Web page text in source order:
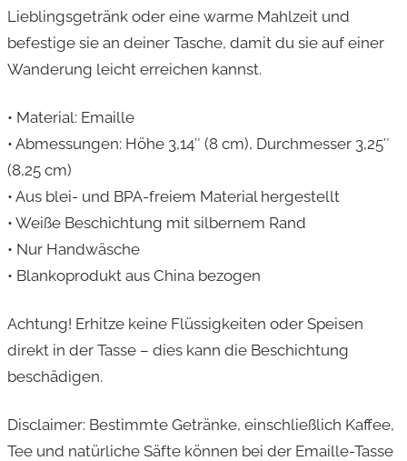
Lieblingsgetränk oder eine warme Mahlzeit und
befestige sie an deiner Tasche, damit du sie auf einer
Wanderung leicht erreichen kannst.
• Material: Emaille
• Abmessungen: Höhe 3,14″ (8 cm), Durchmesser 3,25″
(8,25 cm)
• Aus blei- und BPA-freiem Material hergestellt
• Weiße Beschichtung mit silbernem Rand
• Nur Handwäsche
• Blankoprodukt aus China bezogen
Achtung! Erhitze keine Flüssigkeiten oder Speisen
direkt in der Tasse – dies kann die Beschichtung
beschädigen.
Disclaimer: Bestimmte Getränke, einschließlich Kaffee,
Tee und natürliche Säfte können bei der Emaille-Tasse